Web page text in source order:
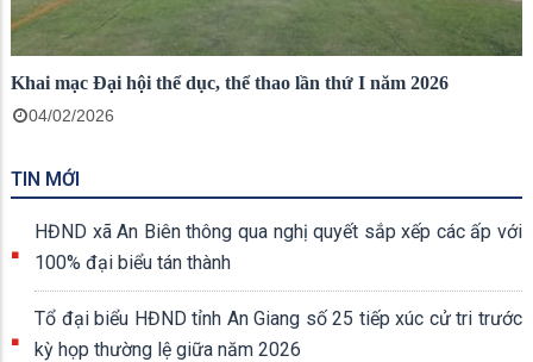
Khai mạc Đại hội thể dục, thể thao lần thứ I năm 2026
04/02/2026
TIN MỚI
HĐND xã An Biên thông qua nghị quyết sắp xếp các ấp với
100% đại biểu tán thành
Tổ đại biểu HĐND tỉnh An Giang số 25 tiếp xúc cử tri trước
kỳ họp thường lệ giữa năm 2026